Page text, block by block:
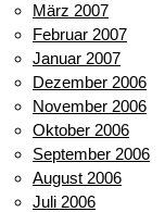
März 2007
Februar 2007
Januar 2007
Dezember 2006
November 2006
Oktober 2006
September 2006
August 2006
Juli 2006